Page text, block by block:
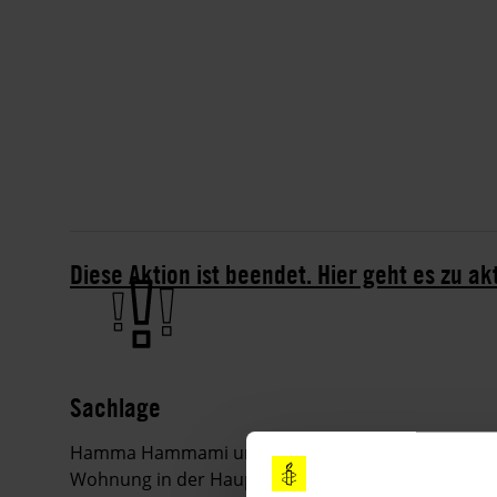
Diese Aktion ist beendet. Hier geht es zu
Sachlage
Hamma Hammami und Mohamed Mzem waren
Wohnung in der Hauptstadt Tunis verhaftet